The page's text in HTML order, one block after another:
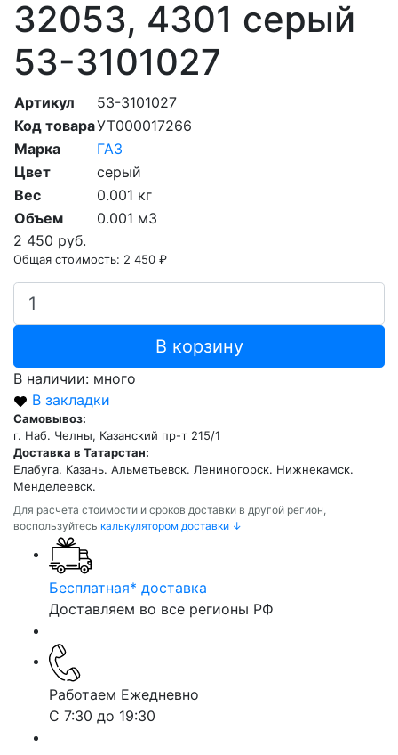
32053, 4301 серый
53-3101027
Артикул
53-3101027
Код товараУТ000017266
Марка
ГАЗ
Цвет
серый
Вес
0.001 кг
Объем
0.001 м3
2 450 руб.
Общая стоимость: 2 450 ₽
В корзину
В наличии: много
В закладки
Самовывоз:
г. Наб. Челны, Казанский пр-т 215/1
Доставка в Татарстан:
Елабуга. Казань. Альметьевск. Лениногорск. Нижнекамск.
Менделеевск.
Для расчета стоимости и сроков доставки в другой регион,
воспользуйтесь калькулятором доставки ↓
Бесплатная* доставка
Доставляем во все регионы РФ
Работаем Ежедневно
С 7:30 до 19:30